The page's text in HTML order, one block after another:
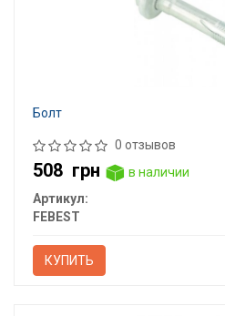
Болт
0 отзывов
508 грн
в наличии
Артикул:
FEBEST
КУПИТЬ